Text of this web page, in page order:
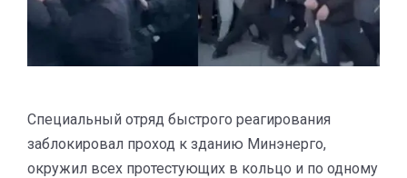
Специальный отряд быстрого реагирования
заблокировал проход к зданию Минэнерго,
окружил всех протестующих в кольцо и по одному